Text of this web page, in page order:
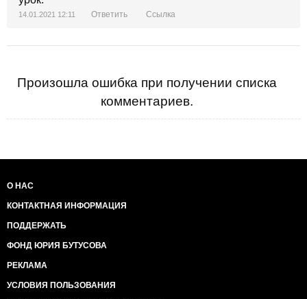
14.01.2021 12:11 Ответить Ссылка
Произошла ошибка при получении списка
комментариев.
О НАС
КОНТАКТНАЯ ИНФОРМАЦИЯ
ПОДДЕРЖАТЬ
ФОНД ЮРИЯ БУТУСОВА
РЕКЛАМА
УСЛОВИЯ ПОЛЬЗОВАНИЯ